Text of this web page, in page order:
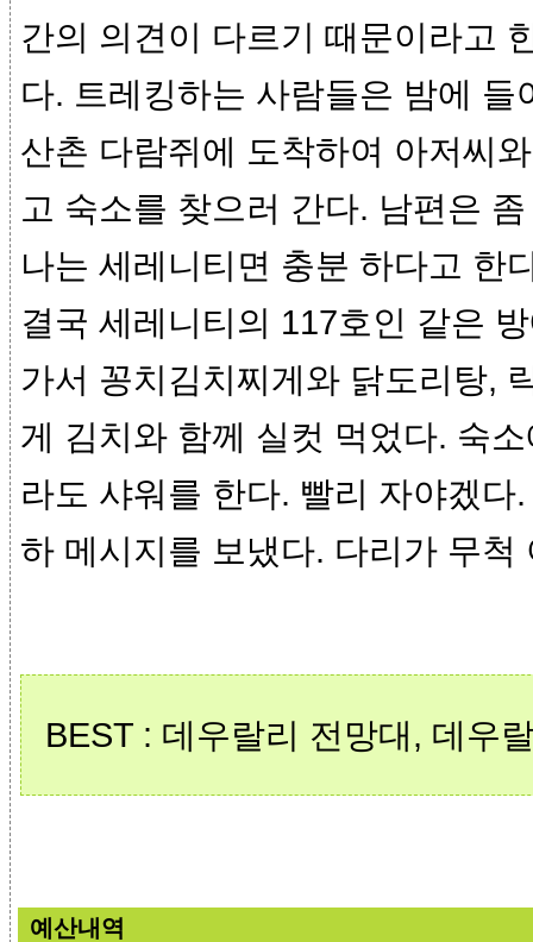
간의 의견이 다르기 때문이라고
다. 트레킹하는 사람들은 밤에 들
산촌 다람쥐에 도착하여 아저씨
고 숙소를 찾으러 간다. 남편은
나는 세레니티면 충분 하다고 한
결국 세레니티의 117호인 같은
가서 꽁치김치찌게와 닭도리탕,
게 김치와 함께 실컷 먹었다. 숙
라도 샤워를 한다. 빨리 자야겠다
하 메시지를 보냈다. 다리가 무척
BEST : 데우랄리 전망대, 데우
예산내역